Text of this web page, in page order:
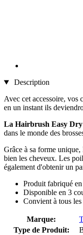
Description
Avec cet accessoire, vos
en un instant ils
La Hairbrush Easy
dans le monde des
Grâce à sa forme
bien les cheveux. Les
également d'obtenir un
Produit fabriqué
Disponible en 3
Convient à tous
Marque:
Type de Produit: